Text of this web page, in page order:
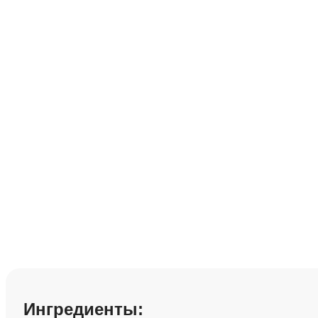
Ингредиенты: